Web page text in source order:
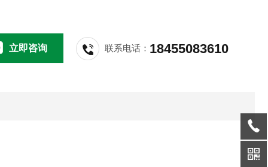
立即咨询 联系电话： 18455083610